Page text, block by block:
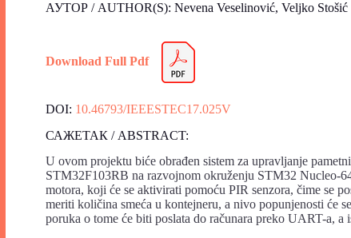
АУТОР / AUTHOR(S): Nevena Veselinović, Veljko Stošić
Download Full Pdf
DOI: 10.46793/IEEESTEC17.025V
САЖЕТАК / ABSTRACT:
U ovom projektu biće obrađen sistem za upravljanje
STM32F103RB na razvojnom okruženju STM32 Nucleo-
motora, koji će se aktivirati pomoću PIR senzora, čime se
meriti količina smeća u kontejneru, a nivo popunjenosti će
poruka o tome će biti poslata do računara preko UART-a, a